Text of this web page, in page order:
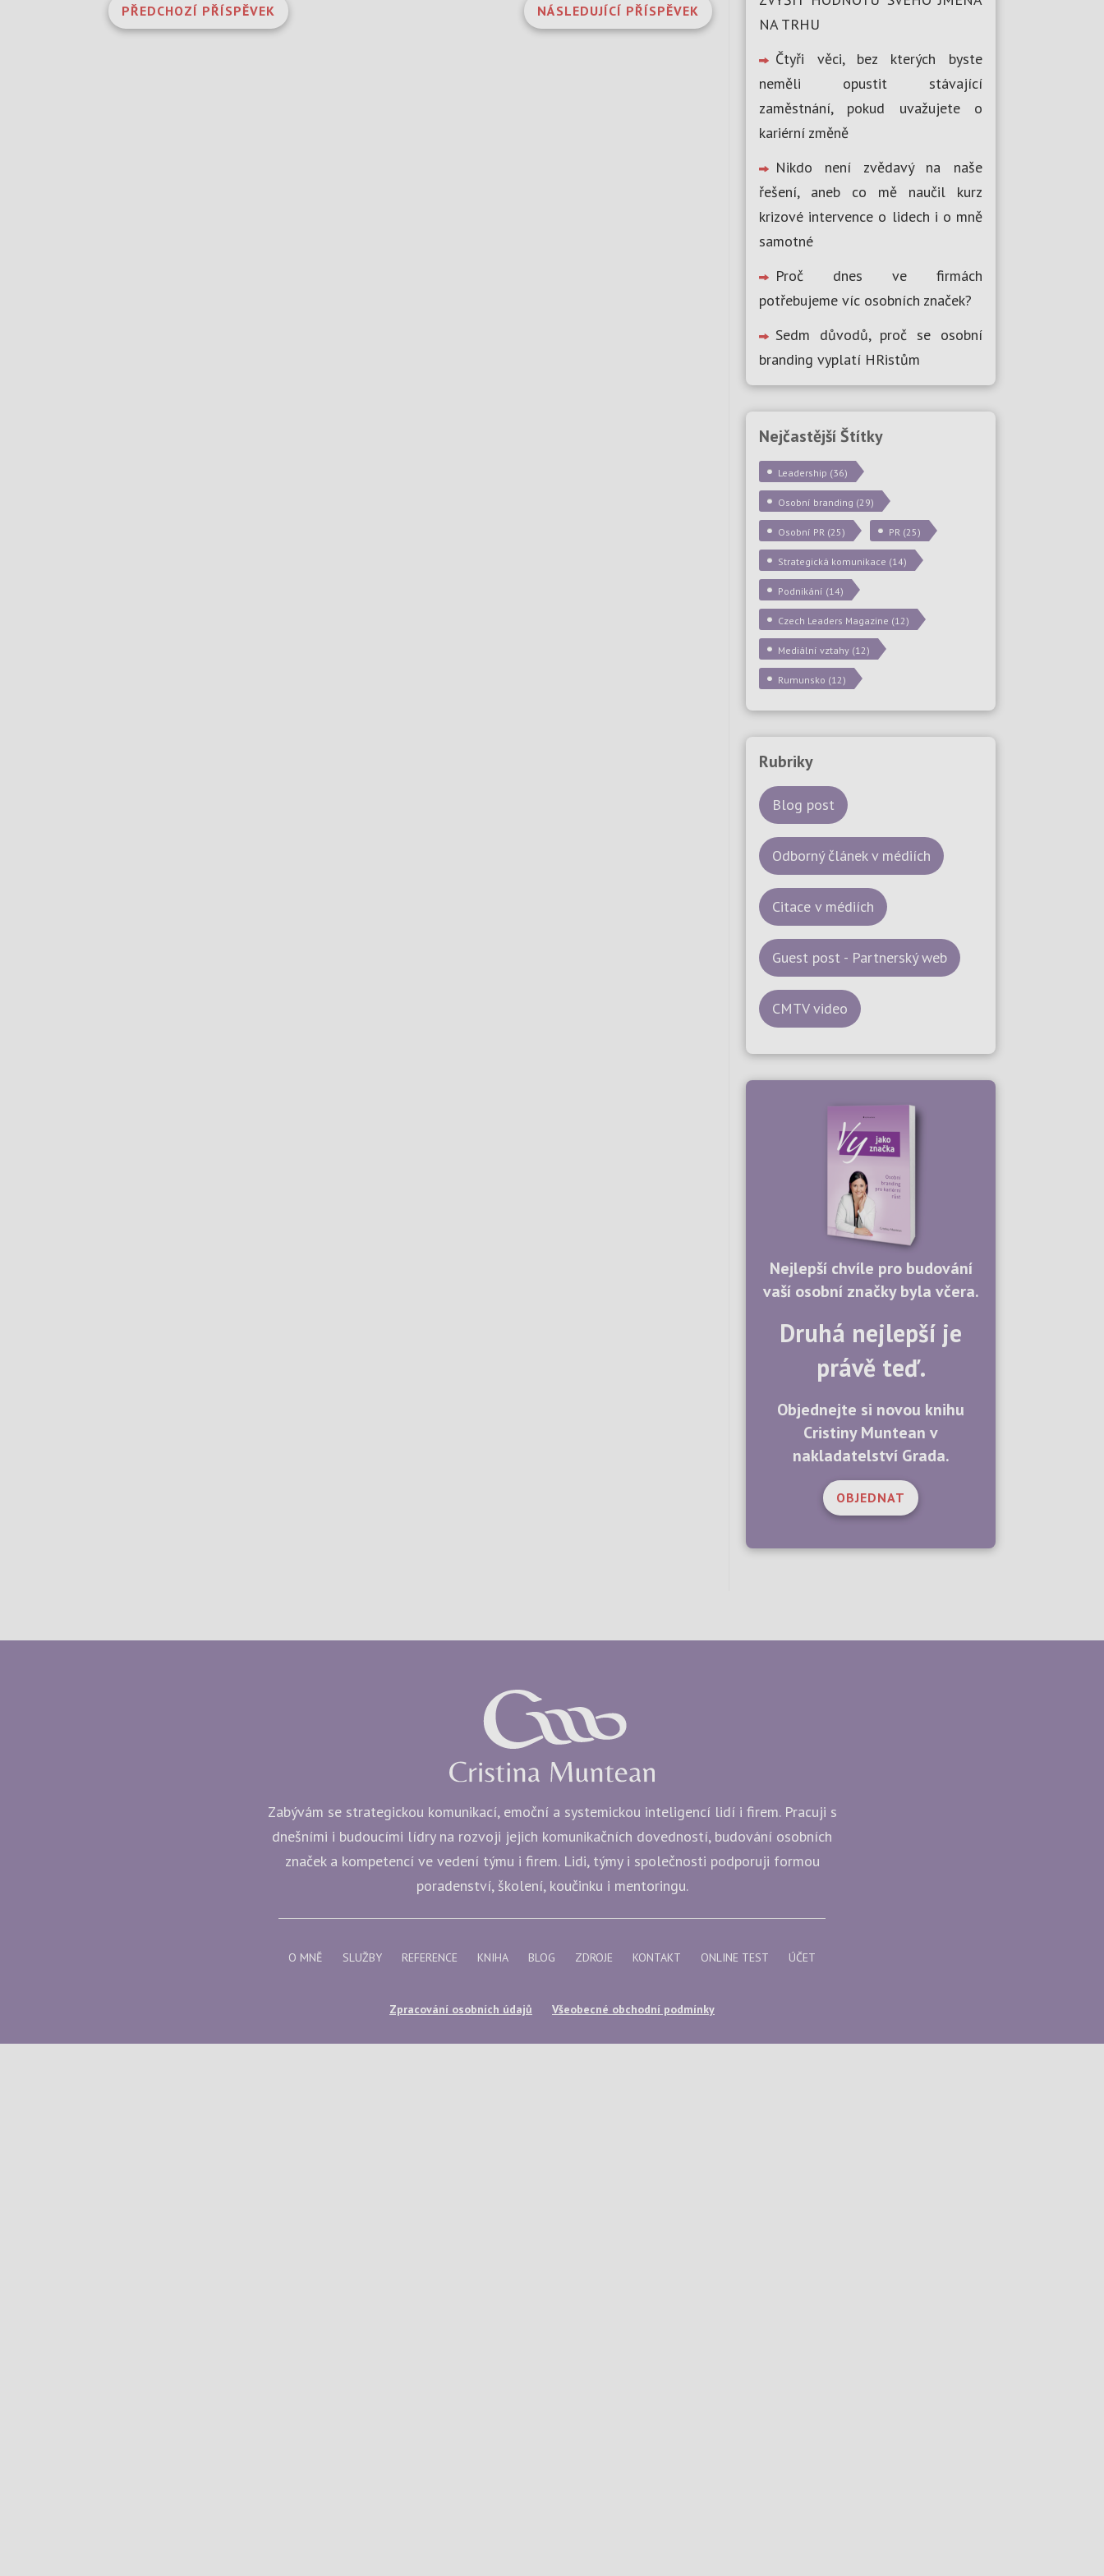
PŘEDCHOZÍ PŘÍSPĚVEK NÁSLEDUJÍCÍ PŘÍSPĚVEK
NA TRHU
Čtyři věci, bez kterých byste
neměli opustit stávající
zaměstnání, pokud uvažujete o
kariérní změně
Nikdo není zvědavý na naše
řešení, aneb co mě naučil kurz
krizové intervence o lidech i o mně
samotné
Proč dnes ve firmách
potřebujeme víc osobních značek?
Sedm důvodů, proč se osobní
branding vyplatí HRistům
Nejčastější Štítky
Leadership (36)
Osobní branding (29)
Osobní PR (25) PR (25)
Strategická komunikace (14)
Podnikání (14)
Czech Leaders Magazine (12)
Mediální vztahy (12)
Rumunsko (12)
Rubriky
Blog post
Odborný článek v médiích
Citace v médiích
Guest post - Partnerský web
CMTV video
Nejlepší chvíle pro budování
vaší osobní značky byla včera.
Druhá nejlepší je
právě teď.
Objednejte si novou knihu
Cristiny Muntean v
nakladatelství Grada.
OBJEDNAT
Zabývám se strategickou komunikací, emoční a systemickou inteligencí lidí i firem. Pracuji s
dnešními i budoucími lídry na rozvoji jejich komunikačních dovedností, budování osobních
značek a kompetencí ve vedení týmu i firem. Lidi, týmy i společnosti podporuji formou
poradenství, školení, koučinku i mentoringu.
O MNĚ SLUŽBY REFERENCE KNIHA BLOG ZDROJE KONTAKT ONLINE TEST ÚČET
Zpracování osobních údajů Všeobecné obchodní podmínky